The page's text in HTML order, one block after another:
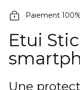
Paiement
Etui
Une